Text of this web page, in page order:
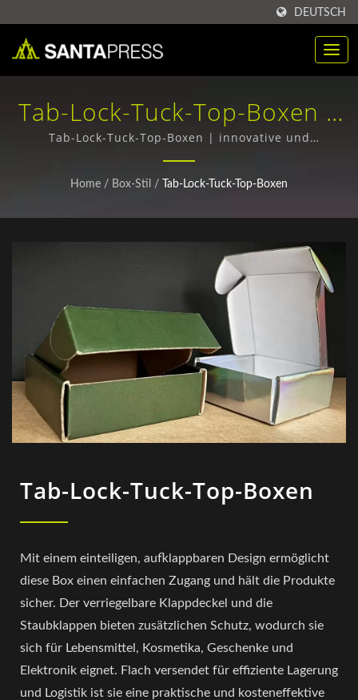
DEUTSCH
Tab-Lock-Tuck-Top-Boxen |
Großabnahme Von RPET-
Kunststoffverpackungsboxen
Ltd.
Tab-Lock-Tuck-Top-Boxen | innovative und
maßgeschneiderte Verpackungsdesigns
Home / Box-Stil / Tab-Lock-Tuck-Top-Boxen
Tab-Lock-Tuck-Top-Boxen
Mit einem einteiligen, aufklappbaren Design ermöglicht
diese Box einen einfachen Zugang und hält die Produkte
sicher. Der verriegelbare Klappdeckel und die
Staubklappen bieten zusätzlichen Schutz, wodurch sie
sich für Lebensmittel, Kosmetika, Geschenke und
Elektronik eignet. Flach versendet für effiziente Lagerung
und Logistik ist sie eine praktische und kosteneffektive